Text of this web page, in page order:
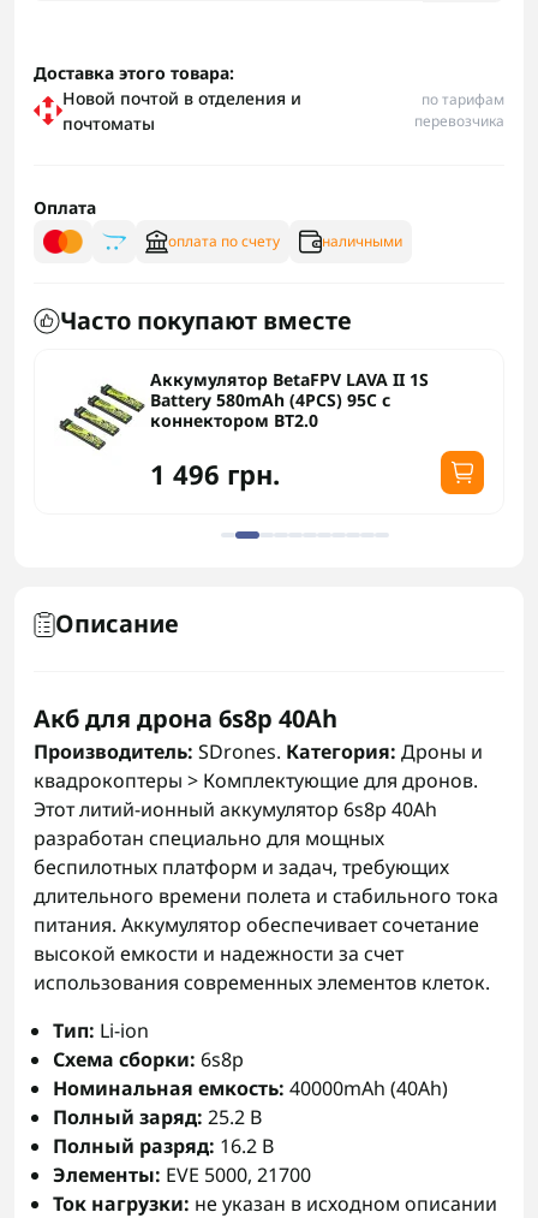
Доставка этого товара:
Новой почтой в отделения и
почтоматы
по тарифам
перевозчика
Оплата
оплата по счету наличными
Часто покупают вместе
Аккумулятор BetaFPV LAVA II 1S
Battery 580mAh (4PCS) 95C с
коннектором BT2.0
1 496 грн.
Описание
Акб для дрона 6s8p 40Аh
Производитель: SDrones. Категория: Дроны и
квадрокоптеры > Комплектующие для дронов.
Этот литий-ионный аккумулятор 6s8p 40Аh
разработан специально для мощных
беспилотных платформ и задач, требующих
длительного времени полета и стабильного тока
питания. Аккумулятор обеспечивает сочетание
высокой емкости и надежности за счет
использования современных элементов клеток.
Тип: Li-ion
Схема сборки: 6s8p
Номинальная емкость: 40000mAh (40Ah)
Полный заряд: 25.2 В
Полный разряд: 16.2 В
Элементы: EVE 5000, 21700
Ток нагрузки: не указан в исходном описании